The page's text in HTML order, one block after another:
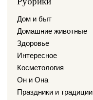
Дом и быт
Домашние животные
Здоровье
Интересное
Косметология
Он и Она
Праздники и традиции